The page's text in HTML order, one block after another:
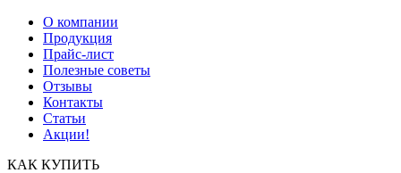
О компании
Продукция
Прайс-лист
Полезные советы
Отзывы
Контакты
Статьи
Акции!
КАК КУПИТЬ